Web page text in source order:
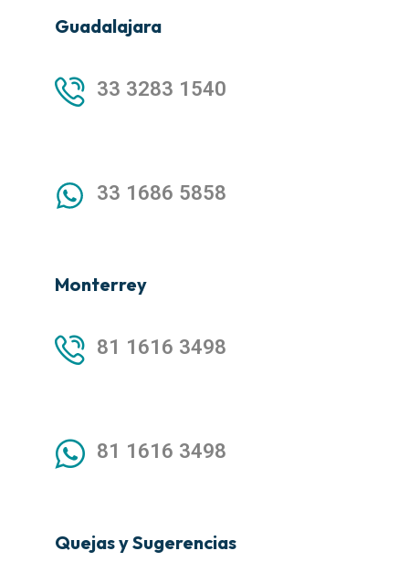
Guadalajara
33 3283 1540
33 1686 5858
Monterrey
81 1616 3498
81 1616 3498
Quejas y Sugerencias